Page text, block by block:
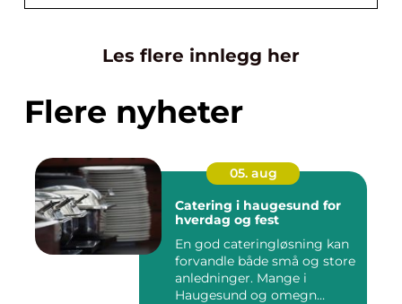
Les flere innlegg her
Flere nyheter
05. aug
Catering i haugesund for
hverdag og fest
En god cateringløsning kan
forvandle både små og store
anledninger. Mange i
Haugesund og omegn